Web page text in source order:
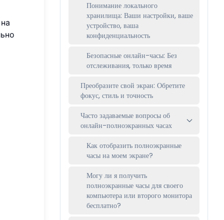
Понимание локального
хранилища: Ваши настройки, ваше
устройство, ваша
конфиденциальность
Безопасные онлайн-часы: Без
отслеживания, только время
Преобразите свой экран: Обретите
фокус, стиль и точность
Часто задаваемые вопросы об
онлайн-полноэкранных часах
Как отобразить полноэкранные
часы на моем экране?
Могу ли я получить
полноэкранные часы для своего
компьютера или второго монитора
бесплатно?